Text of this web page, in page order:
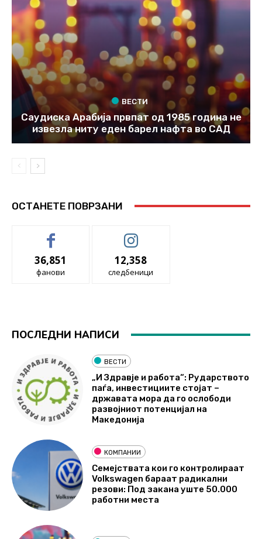
ВЕСТИ
Саудиска Арабија првпат од 1985 година не
извезла ниту еден барел нафта во САД
ОСТАНЕТЕ ПОВРЗАНИ
36,851
фанови
12,358
следбеници
ПОСЛЕДНИ НАПИСИ
ВЕСТИ
„И Здравје и работа“: Рударството
паѓа, инвестициите стојат –
државата мора да го ослободи
развојниот потенцијал на
Македонија
КОМПАНИИ
Семејствата кои го контролираат
Volkswagen бараат радикални
резови: Под закана уште 50.000
работни места